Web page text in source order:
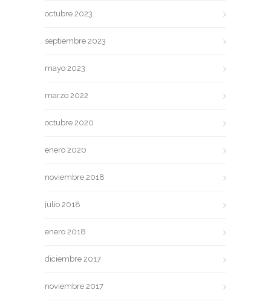
octubre 2023
septiembre 2023
mayo 2023
marzo 2022
octubre 2020
enero 2020
noviembre 2018
julio 2018
enero 2018
diciembre 2017
noviembre 2017